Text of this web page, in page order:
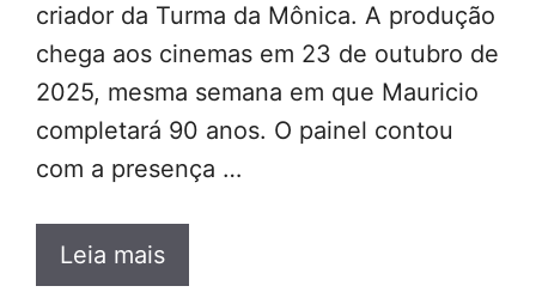
criador da Turma da Mônica. A produção
chega aos cinemas em 23 de outubro de
2025, mesma semana em que Mauricio
completará 90 anos. O painel contou
com a presença …
Leia mais